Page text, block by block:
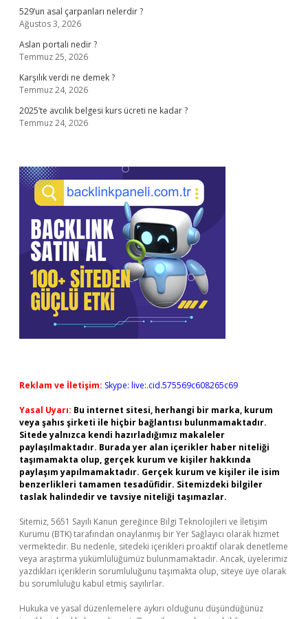
529’un asal çarpanları nelerdir ?
Ağustos 3, 2026
Aslan portali nedir ?
Temmuz 25, 2026
Karşılık verdi ne demek ?
Temmuz 24, 2026
2025’te avcılık belgesi kurs ücreti ne kadar ?
Temmuz 24, 2026
Reklam ve İletişim: Skype: live:.cid.575569c608265c69
Yasal Uyarı: Bu internet sitesi, herhangi bir marka, kurum
veya şahıs şirketi ile hiçbir bağlantısı bulunmamaktadır.
Sitede yalnızca kendi hazırladığımız makaleler
paylaşılmaktadır. Burada yer alan içerikler haber niteliği
taşımamakta olup, gerçek kurum ve kişiler hakkında
paylaşım yapılmamaktadır. Gerçek kurum ve kişiler ile isim
benzerlikleri tamamen tesadüfidir. Sitemizdeki bilgiler
taslak halindedir ve tavsiye niteliği taşımazlar.
Sitemiz, 5651 Sayılı Kanun gereğince Bilgi Teknolojileri ve İletişim
Kurumu (BTK) tarafından onaylanmış bir Yer Sağlayıcı olarak hizmet
vermektedir. Bu nedenle, sitedeki içerikleri proaktif olarak denetleme
veya araştırma yükümlülüğümüz bulunmamaktadır. Ancak, üyelerimiz
yazdıkları içeriklerin sorumluluğunu taşımakta olup, siteye üye olarak
bu sorumluluğu kabul etmiş sayılırlar.
Hukuka ve yasal düzenlemelere aykırı olduğunu düşündüğünüz